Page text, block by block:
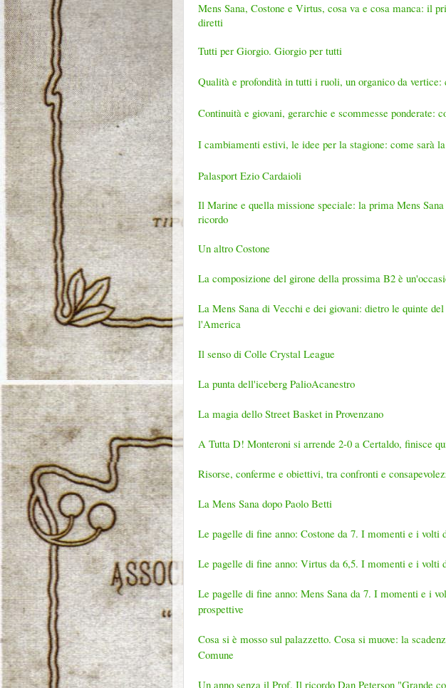
Mens Sana, Costone e Virtus, cosa va e cosa manca: il
diretti
Tutti per Giorgio. Giorgio per tutti
Qualità e profondità in tutti i ruoli, un organico da vertice:
Continuità e giovani, gerarchie e scommesse ponderate:
I cambiamenti estivi, le idee per la stagione: come sarà
Palasport Ezio Cardaioli
Il Marine e quella missione speciale: la prima Mens
ricordo
Un altro Costone
La composizione del girone della prossima B2 è
La Mens Sana di Vecchi e dei giovani: dietro le quinte
l'America
Il senso di Colle Crystal League
La punta dell'iceberg PalioAcanestro
La magia dello Street Basket in Provenzano
A Tutta D! Monteroni si arrende 2-0 a Certaldo, finisce
Risorse, conferme e obiettivi, tra confronti e
La Mens Sana dopo Paolo Betti
Le pagelle di fine anno: Costone da 7. I momenti e i volti
Le pagelle di fine anno: Virtus da 6,5. I momenti e i volti
Le pagelle di fine anno: Mens Sana da 7. I momenti e i
prospettive
Cosa si è mosso sul palazzetto. Cosa si muove: la
Comune
Un anno senza il Prof. Il ricordo Dan Peterson "Grande